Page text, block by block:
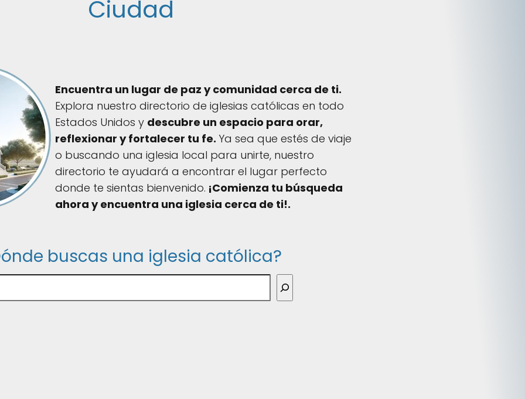
Ciudad
Encuentra un lugar de paz y comunidad cerca de ti.
Explora nuestro directorio de iglesias católicas en todo
Estados Unidos y descubre un espacio para orar,
reflexionar y fortalecer tu fe. Ya sea que estés de viaje
o buscando una iglesia local para unirte, nuestro
directorio te ayudará a encontrar el lugar perfecto
donde te sientas bienvenido. ¡Comienza tu búsqueda
ahora y encuentra una iglesia cerca de ti!.
buscas una iglesia católica?